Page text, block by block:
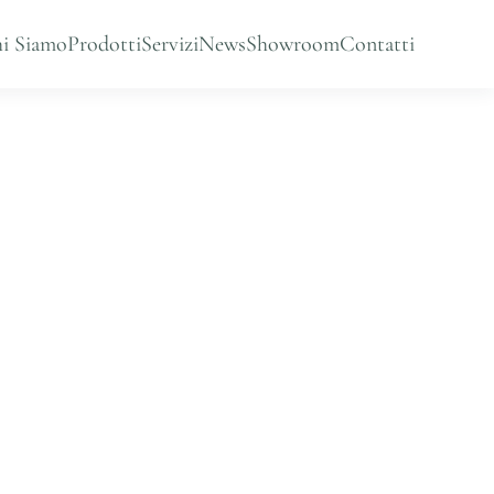
SiamoProdottiServiziNewsShowroomContatti